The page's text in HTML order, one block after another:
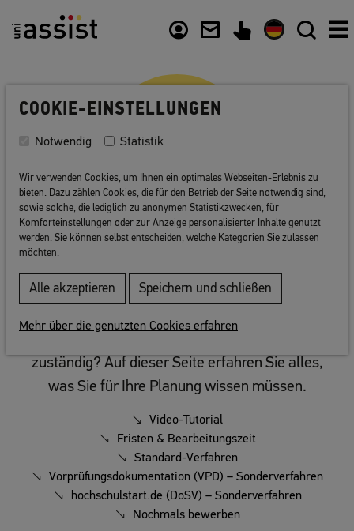
Sie haben sich an Ihrer Wunsch-Hochschule
zuständig? Auf dieser Seite erfahren Sie alles,
was Sie für Ihre Planung wissen müssen.
Video-Tutorial
Fristen & Bearbeitungszeit
Standard-Verfahren
Vorprüfungsdokumentation (VPD) – Sonderverfahren
hochschulstart.de (DoSV) – Sonderverfahren
Nochmals bewerben
COOKIE-EINSTELLUNGEN
Notwendig Statistik
Wir verwenden Cookies, um Ihnen ein optimales Webseiten-Erlebnis zu
bieten. Dazu zählen Cookies, die für den Betrieb der Seite notwendig sind,
sowie solche, die lediglich zu anonymen Statistikzwecken, für
Komforteinstellungen oder zur Anzeige personalisierter Inhalte genutzt
werden. Sie können selbst entscheiden, welche Kategorien Sie zulassen
möchten.
Alle akzeptieren Speichern und schließen
Mehr über die genutzten Cookies erfahren